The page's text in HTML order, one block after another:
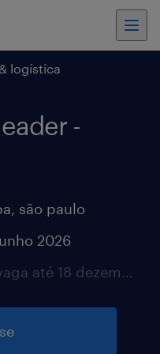
logística
-
são paulo
2026
inscrições para essa vaga até 18 dezembro 2026